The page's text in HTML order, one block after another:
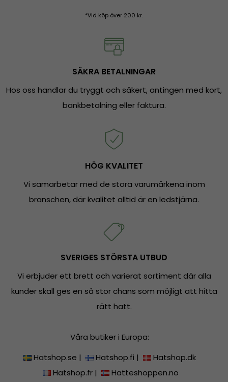
*Vid köp över 200 kr.
SÄKRA BETALNINGAR
Hos oss handlar du tryggt och säkert, antingen med kort,
bankbetalning eller faktura.
HÖG KVALITET
Vi samarbetar med de stora varumärkena inom
branschen, där kvalitet alltid är en ledstjärna.
SVERIGES STÖRSTA UTBUD
Vi erbjuder ett brett och varierat sortiment där alla
kunder skall ges en så stor chans som möjligt att hitta
rätt hatt.
Våra butiker i Europa:
Hatshop.se | Hatshop.fi |
Hatshop.dk
Hatshop.fr|
Hatteshoppen.no